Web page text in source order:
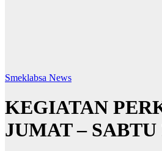
Smeklabsa News
KEGIATAN
JUMAT – SABTU